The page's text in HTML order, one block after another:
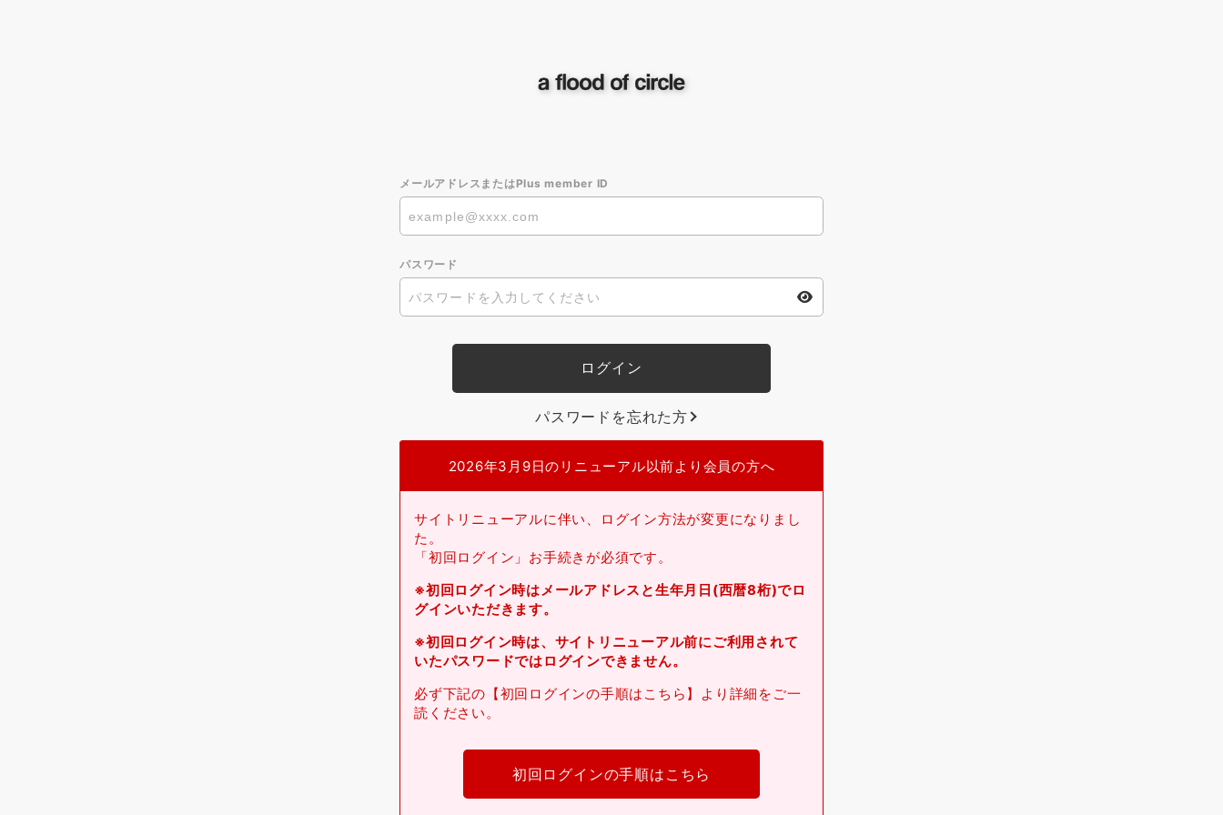
メールアドレスまたはPlus member ID
パスワード
パスワードを忘れた方
2026年3月9日のリニューアル以前より会員の方へ
サイトリニューアルに伴い、ログイン方法が変更になりまし
た。
「初回ログイン」お手続きが必須です。
※初回ログイン時はメールアドレスと生年月日(西暦8桁)でロ
グインいただきます。
※初回ログイン時は、サイトリニューアル前にご利用されて
いたパスワードではログインできません。
必ず下記の【初回ログインの手順はこちら】より詳細をご一
読ください。
初回ログインの手順はこちら